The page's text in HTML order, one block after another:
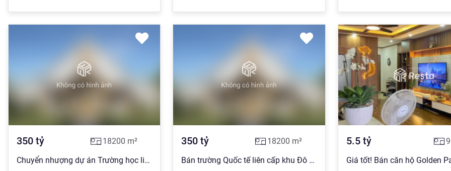
350 tỷ 18200 m²
Chuyển nhượng dự án Trường học liên cấp tại Khu đô thị mới Cầu Giấy, 18200m2, giá 350 tỷ
350 tỷ 18200 m²
Bán trường Quốc tế liên cấp khu Đô thị mới Cầu Giấy, vị trí đắc địa, 18200m2, giá 350 tỷ
5.5tỷ